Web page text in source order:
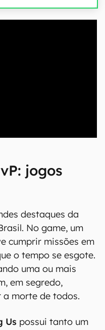
jogos
destaques da
No game, um
cumprir missões em
o tempo se esgote.
uma ou mais
em segredo,
a morte de todos.
Us possui tanto um